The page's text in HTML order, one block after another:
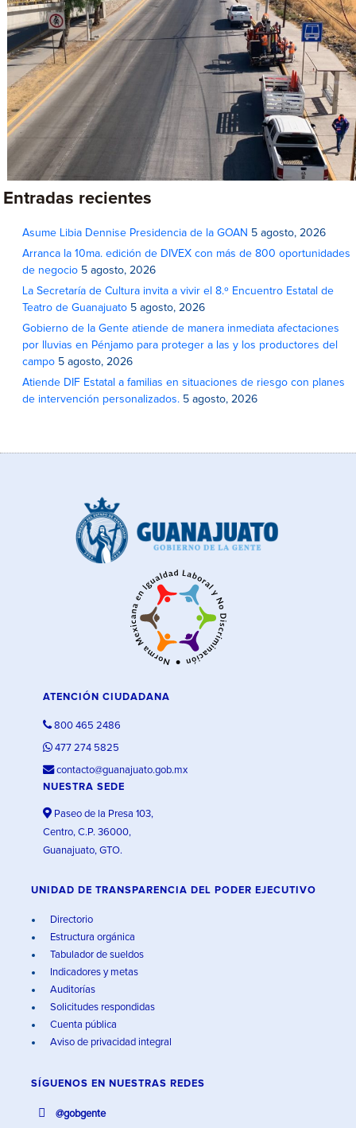
Entradas recientes
Asume Libia Dennise Presidencia de la GOAN 5 agosto, 2026
Arranca la 10ma. edición de DIVEX con más de 800 oportunidades
de negocio 5 agosto, 2026
La Secretaría de Cultura invita a vivir el 8.º Encuentro Estatal de
Teatro de Guanajuato 5 agosto, 2026
Gobierno de la Gente atiende de manera inmediata afectaciones
por lluvias en Pénjamo para proteger a las y los productores del
campo 5 agosto, 2026
Atiende DIF Estatal a familias en situaciones de riesgo con planes
de intervención personalizados. 5 agosto, 2026
ATENCIÓN CIUDADANA
800 465 2486
477 274 5825
contacto@guanajuato.gob.mx
NUESTRA SEDE
Paseo de la Presa 103,
Centro, C.P. 36000,
Guanajuato, GTO.
UNIDAD DE TRANSPARENCIA DEL PODER EJECUTIVO
Directorio
Estructura orgánica
Tabulador de sueldos
Indicadores y metas
Auditorías
Solicitudes respondidas
Cuenta pública
Aviso de privacidad integral
SÍGUENOS EN NUESTRAS REDES
@gobgente